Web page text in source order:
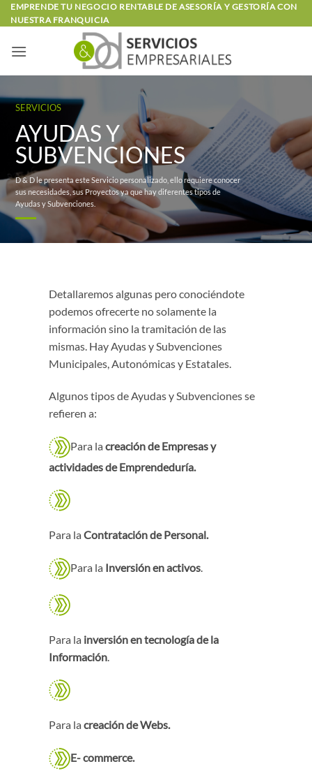
Saltar
al
EMPRENDE TU NEGOCIO RENTABLE DE ASESORÍA Y GESTORÍA CON
NUESTRA FRANQUICIA
SERVICIOS
AYUDAS Y
SUBVENCIONES
D & D le presenta este Servicio personalizado, ello requiere conocer
sus necesidades, sus Proyectos ya que hay diferentes tipos de
Ayudas y Subvenciones.
Detallaremos algunas pero conociéndote
podemos ofrecerte no solamente la
información sino la tramitación de las
mismas. Hay Ayudas y Subvenciones
Municipales, Autonómicas y Estatales.
Algunos tipos de Ayudas y Subvenciones se
refieren a:
Para la creación de Empresas y
actividades de Emprendeduría.
Para la Contratación de Personal.
Para la Inversión en activos
Para la inversión en tecnología de la
Información
Para la creación de Webs.
E- commerce.